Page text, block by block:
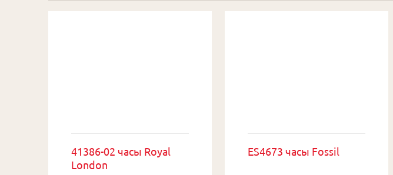
41386-02 часы Royal
London
ES4673 часы Fossil